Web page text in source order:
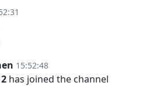
15:52:48
has joined the channel